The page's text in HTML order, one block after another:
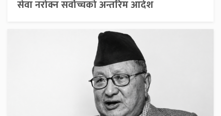
सेवा नरोक्न सर्वोच्चको अन्तरिम आदेश